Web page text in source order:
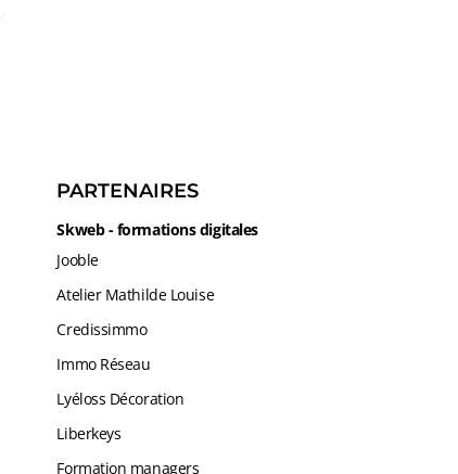
PARTENAIRES
Skweb - formations digitales
Jooble
Atelier Mathilde Louise
Credissimmo
Immo Réseau
Lyéloss Décoration
Liberkeys
Formation managers